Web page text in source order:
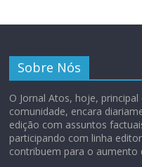
Sobre Nós
O Jornal Atos, hoje,
comunidade, encara
edição com assuntos
participando com linha
contribuem para o aumento